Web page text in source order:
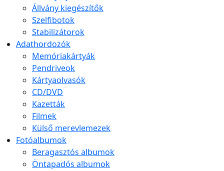
Állvány kiegészítők
Szelfibotok
Stabilizátorok
Adathordozók
Memóriakártyák
Pendriveok
Kártyaolvasók
CD/DVD
Kazetták
Filmek
Külső merevlemezek
Fotóalbumok
Beragasztós albumok
Öntapadós albumok